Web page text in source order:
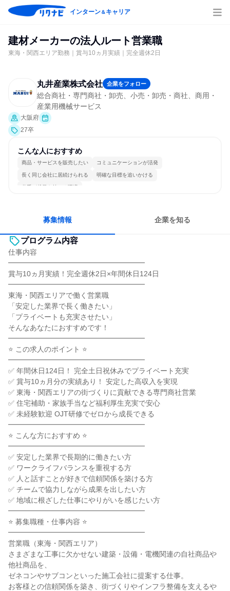
インターン＆キャリア
建材メーカーの法人ルート営業職
東海・関西エリア勤務｜賞与10ヵ月実績｜完全週休2日
丸井産業株式会社 企業をフォロー
総合商社・専門商社・卸売、小売・卸売・商社、商用・
産業用機械サービス
大阪府
27卒
こんな人におすすめ
商品・サービスを販売したい コミュニケーションが活発
長く同じ会社に居続けられる 明確な目標を追いかける
若手が裁量を持てる環境
募集情報 企業を知る
プログラム内容
仕事内容
━━━━━━━━━━━━━━━━━━━
賞与10ヵ月実績！完全週休2日×年間休日124日
━━━━━━━━━━━━━━━━━━━
東海・関西エリアで働く営業職
「安定した業界で長く働きたい」
「プライベートも充実させたい」
そんなあなたにおすすめです！
━━━━━━━━━━━━━━━━━━━
⭐ この求人のポイント ⭐
━━━━━━━━━━━━━━━━━━━
✅ 年間休日124日！ 完全土日祝休みでプライベート充実
✅ 賞与10ヵ月分の実績あり！ 安定した高収入を実現
✅ 東海・関西エリアの街づくりに貢献できる専門商社営業
✅ 住宅補助・家族手当など福利厚生充実で安心
✅ 未経験歓迎 OJT研修でゼロから成長できる
━━━━━━━━━━━━━━━━━━━
⭐ こんな方におすすめ ⭐
━━━━━━━━━━━━━━━━━━━
✅ 安定した業界で長期的に働きたい方
✅ ワークライフバランスを重視する方
✅ 人と話すことが好きで信頼関係を築ける方
✅ チームで協力しながら成果を出したい方
✅ 地域に根ざした仕事にやりがいを感じたい方
━━━━━━━━━━━━━━━━━━━
⭐ 募集職種・仕事内容 ⭐
━━━━━━━━━━━━━━━━━━━
営業職（東海・関西エリア）
さまざまな工事に欠かせない建築・設備・電機関連の自社商品や
他社商品を、
ゼネコンやサブコンといった施工会社に提案する仕事。
お客様との信頼関係を築き、街づくりやインフラ整備を支えるや